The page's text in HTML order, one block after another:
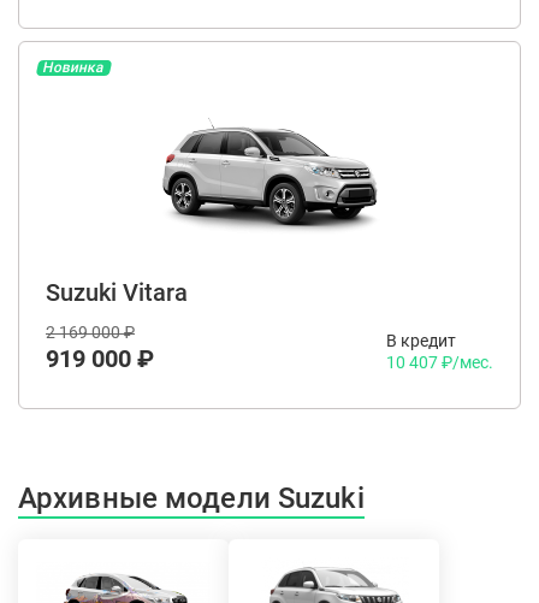
Новинка
Suzuki Vitara
2 169 000 ₽
919 000 ₽
В кредит
10 407 ₽/мес.
Архивные модели Suzuki